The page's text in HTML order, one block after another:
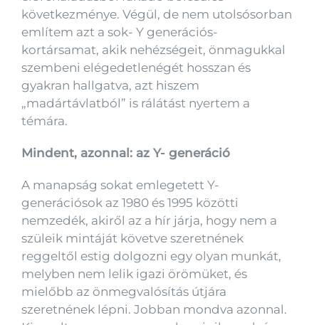
következménye. Végül, de nem utolsósorban
említem azt a sok- Y generációs-
kortársamat, akik nehézségeit, önmagukkal
szembeni elégedetlenégét hosszan és
gyakran hallgatva, azt hiszem
„madártávlatból” is rálátást nyertem a
témára.
Mindent, azonnal: az Y- generáció
A manapság sokat emlegetett Y-
generációsok az 1980 és 1995 közötti
nemzedék, akiről az a hír járja, hogy nem a
szüleik mintáját követve szeretnének
reggeltől estig dolgozni egy olyan munkát,
melyben nem lelik igazi örömüket, és
mielőbb az önmegvalósítás útjára
szeretnének lépni. Jobban mondva azonnal.